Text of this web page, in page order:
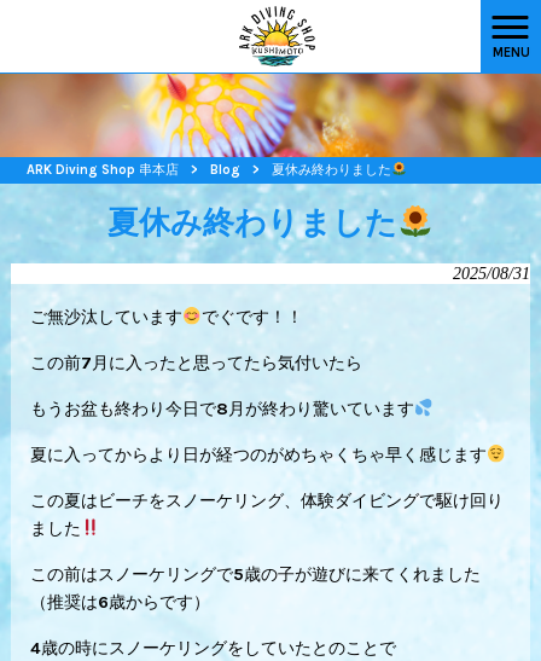
MENU
ARK Diving Shop 串本店 > Blog > 夏休み終わりました
夏休み終わりました
2025/08/31
ご無沙汰しています でぐです！！
この前7月に入ったと思ってたら気付いたら
もうお盆も終わり今日で8月が終わり驚いています
夏に入ってからより日が経つのがめちゃくちゃ早く感じます
この夏はビーチをスノーケリング、体験ダイビングで駆け回り
ました
この前はスノーケリングで5歳の子が遊びに来てくれました
（推奨は6歳からです）
4歳の時にスノーケリングをしていたとのことで